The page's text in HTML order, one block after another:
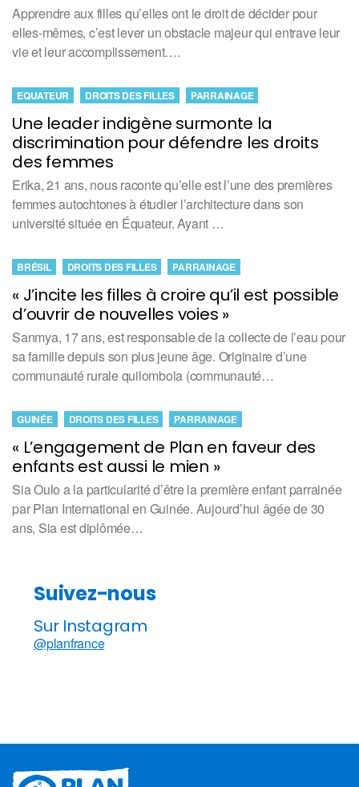
Apprendre aux filles qu’elles ont le droit de décider pour
elles-mêmes, c’est lever un obstacle majeur qui entrave leur
vie et leur accomplissement….
Une leader indigène surmonte la
discrimination pour défendre les droits
des femmes
EQUATEUR DROITS DES FILLES PARRAINAGE
Erika, 21 ans, nous raconte qu’elle est l’une des premières
femmes autochtones à étudier l’architecture dans son
université située en Équateur. Ayant …
« J’incite les filles à croire qu’il est possible
d’ouvrir de nouvelles voies »
BRÉSIL DROITS DES FILLES PARRAINAGE
Sanmya, 17 ans, est responsable de la collecte de l’eau pour
sa famille depuis son plus jeune âge. Originaire d’une
communauté rurale quilombola (communauté…
« L’engagement de Plan en faveur des
enfants est aussi le mien »
GUINÉE DROITS DES FILLES PARRAINAGE
Sia Oulo a la particularité d’être la première enfant parrainée
par Plan International en Guinée. Aujourd’hui âgée de 30
ans, Sia est diplômée…
Suivez-nous
Sur Instagram
@planfrance